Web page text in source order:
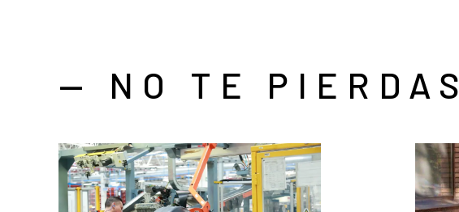
— NO TE PIERDAS